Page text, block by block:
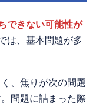
できない可能性が
は、基本問題が多
、焦りが次の問題
問題に詰まった際